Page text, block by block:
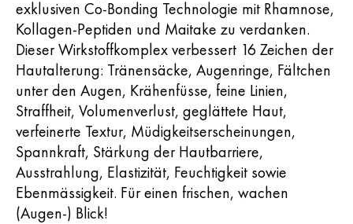
exklusiven Co-Bonding Technologie mit Rhamnose,
Kollagen-Peptiden und Maitake zu verdanken.
Dieser Wirkstoffkomplex verbessert 16 Zeichen der
Hautalterung: Tränensäcke, Augenringe, Fältchen
unter den Augen, Krähenfüsse, feine Linien,
Straffheit, Volumenverlust, geglättete Haut,
verfeinerte Textur, Müdigkeitserscheinungen,
Spannkraft, Stärkung der Hautbarriere,
Ausstrahlung, Elastizität, Feuchtigkeit sowie
Ebenmässigkeit. Für einen frischen, wachen
(Augen-) Blick!